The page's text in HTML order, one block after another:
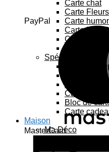
PayPal
MasterCard
Carte chat
Carte Fleurs
Carte
Carte
Carte
Carte
Spécial
Carte Pop
Cartes à
Carte à
Bloc de
Carte
Maison
Ma Déco